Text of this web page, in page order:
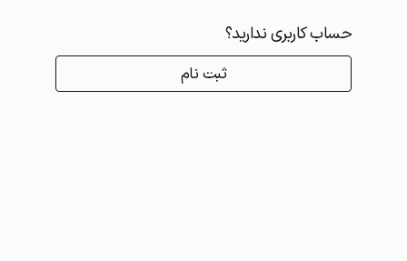
حساب کاربری ندارید؟
ثبت نام